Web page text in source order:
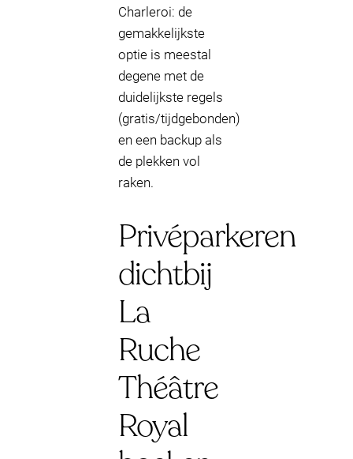
Charleroi: de
gemakkelijkste
optie is meestal
degene met de
duidelijkste regels
(gratis/tijdgebonden)
en een backup als
de plekken vol
raken.
Privéparkeren
dichtbij
La
Ruche
Théâtre
Royal